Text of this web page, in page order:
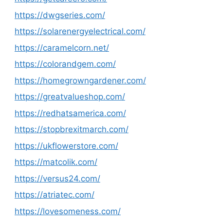
https://dwgseries.com/
https://solarenergyelectrical.com/
https://caramelcorn.net/
https://colorandgem.com/
https://homegrowngardener.com/
https://greatvalueshop.com/
https://redhatsamerica.com/
https://stopbrexitmarch.com/
https://ukflowerstore.com/
https://matcolik.com/
https://versus24.com/
https://atriatec.com/
https://lovesomeness.com/